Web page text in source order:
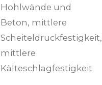
Hohlwände und
Beton, mittlere
Scheiteldruckfestigkeit,
mittlere
Kälteschlagfestigkeit